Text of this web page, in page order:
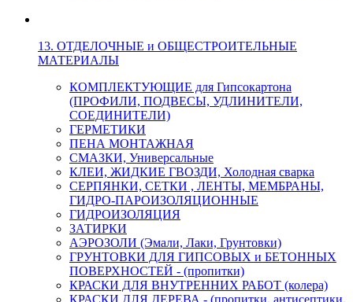
13. ОТДЕЛОЧНЫЕ и ОБЩЕСТРОИТЕЛЬНЫЕ
МАТЕРИАЛЫ
КОМПЛЕКТУЮЩИЕ для Гипсокартона
(ПРОФИЛИ, ПОДВЕСЫ, УДЛИНИТЕЛИ,
СОЕДИНИТЕЛИ)
ГЕРМЕТИКИ
ПЕНА МОНТАЖНАЯ
СМАЗКИ, Универсальные
КЛЕИ, ЖИДКИЕ ГВОЗДИ, Холодная сварка
СЕРПЯНКИ, СЕТКИ , ЛЕНТЫ, МЕМБРАНЫ,
ГИДРО-ПАРОИЗОЛЯЦИОННЫЕ
ГИДРОИЗОЛЯЦИЯ
ЗАТИРКИ
АЭРОЗОЛИ (Эмали, Лаки, Грунтовки)
ГРУНТОВКИ ДЛЯ ГИПСОВЫХ и БЕТОННЫХ
ПОВЕРХНОСТЕЙ - (пропитки)
КРАСКИ ДЛЯ ВНУТРЕННИХ РАБОТ (колера)
КРАСКИ ДЛЯ ДЕРЕВА - (пропитки, антисептики,